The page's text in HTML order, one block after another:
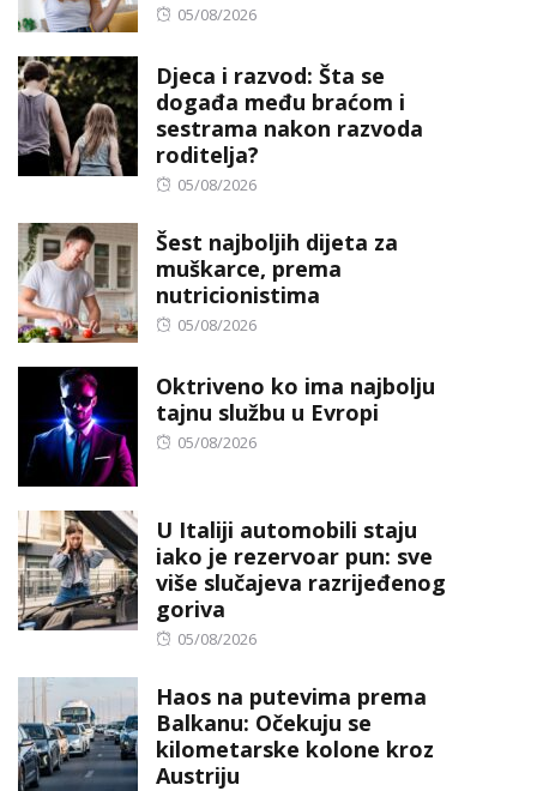
Posted
05/08/2026
Djeca i razvod: Šta se
događa među braćom i
sestrama nakon razvoda
roditelja?
Posted
05/08/2026
Šest najboljih dijeta za
muškarce, prema
nutricionistima
Posted
05/08/2026
Oktriveno ko ima najbolju
tajnu službu u Evropi
Posted
05/08/2026
U Italiji automobili staju
iako je rezervoar pun: sve
više slučajeva razrijeđenog
goriva
Posted
05/08/2026
Haos na putevima prema
Balkanu: Očekuju se
kilometarske kolone kroz
Austriju